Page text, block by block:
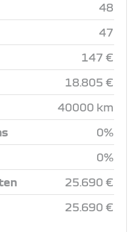
48
47
147 €
18.805 €
40000 km
0%
0%
25.690 €
25.690 €